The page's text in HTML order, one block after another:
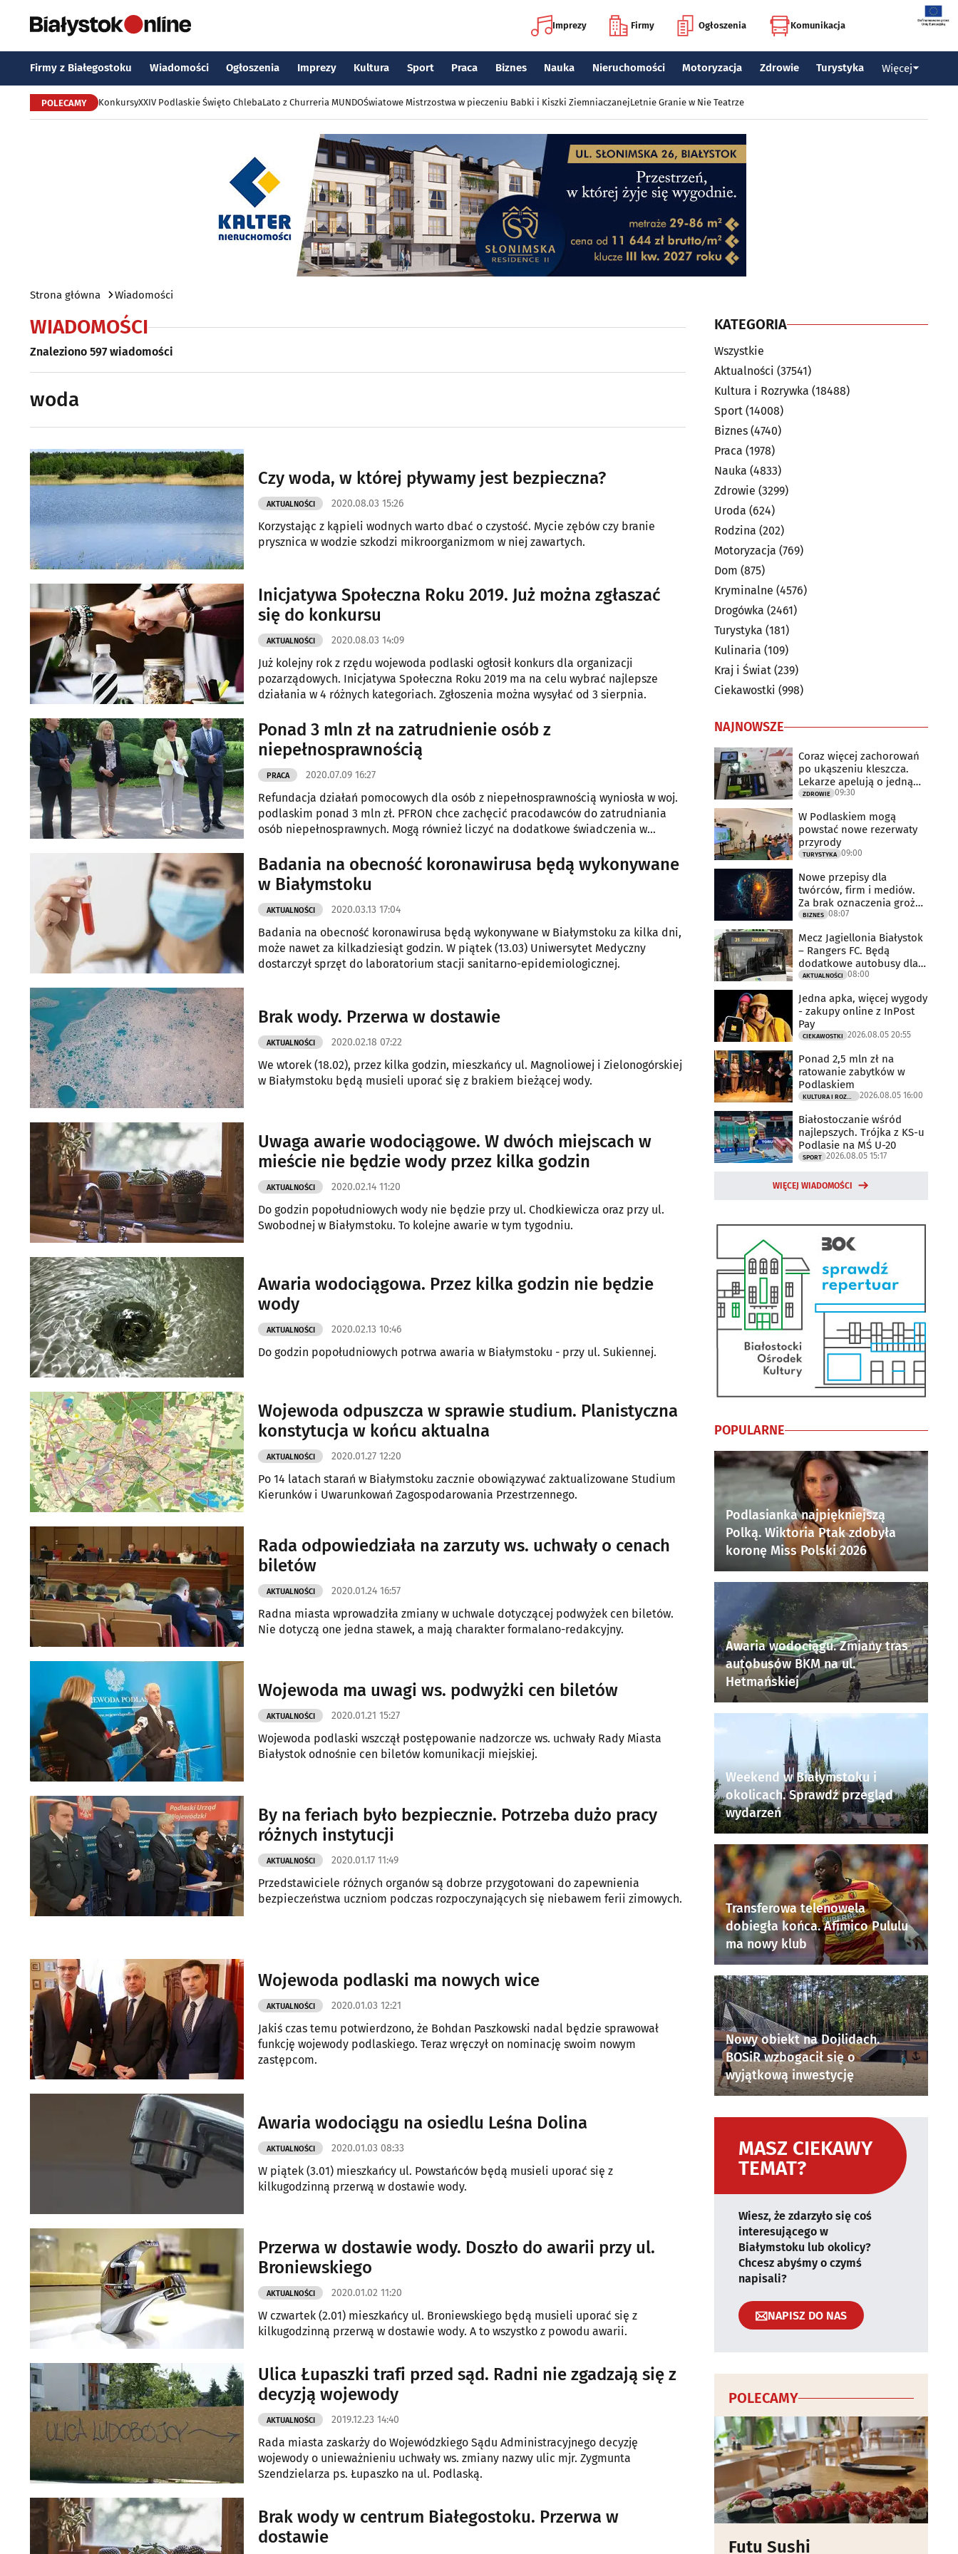
Imprezy Firmy Ogłoszenia Komunikacja
Firmy z Białegostoku Wiadomości Ogłoszenia Imprezy Kultura Sport Praca Biznes Nauka Nieruchomości Motoryzacja Zdrowie Turystyka Więcej
POLECAMY KonkursyXXIV Podlaskie Święto ChlebaLato z Churreria MUNDOŚwiatowe Mistrzostwa w pieczeniu Babki i Kiszki ZiemniaczanejLetnie Granie w Nie Teatrze
Strona główna Wiadomości
WIADOMOŚCI
Znaleziono 597 wiadomości
woda
Czy woda, w której pływamy jest bezpieczna?
AKTUALNOŚCI 2020.08.03 15:26
Korzystając z kąpieli wodnych warto dbać o czystość. Mycie zębów czy branie
prysznica w wodzie szkodzi mikroorganizmom w niej zawartych.
Inicjatywa Społeczna Roku 2019. Już można zgłaszać
się do konkursu
AKTUALNOŚCI 2020.08.03 14:09
Już kolejny rok z rzędu wojewoda podlaski ogłosił konkurs dla organizacji
pozarządowych. Inicjatywa Społeczna Roku 2019 ma na celu wybrać najlepsze
działania w 4 różnych kategoriach. Zgłoszenia można wysyłać od 3 sierpnia.
Ponad 3 mln zł na zatrudnienie osób z
niepełnosprawnością
PRACA 2020.07.09 16:27
Refundacja działań pomocowych dla osób z niepełnosprawnością wyniosła w woj.
podlaskim ponad 3 mln zł. PFRON chce zachęcić pracodawców do zatrudniania
osób niepełnosprawnych. Mogą również liczyć na dodatkowe świadczenia w
Badania na obecność koronawirusa będą wykonywane
w Białymstoku
AKTUALNOŚCI 2020.03.13 17:04
Badania na obecność koronawirusa będą wykonywane w Białymstoku za kilka dni,
może nawet za kilkadziesiąt godzin. W piątek (13.03) Uniwersytet Medyczny
dostarczył sprzęt do laboratorium stacji sanitarno-epidemiologicznej.
Brak wody. Przerwa w dostawie
AKTUALNOŚCI 2020.02.18 07:22
We wtorek (18.02), przez kilka godzin, mieszkańcy ul. Magnoliowej i Zielonogórskiej
w Białymstoku będą musieli uporać się z brakiem bieżącej wody.
Uwaga awarie wodociągowe. W dwóch miejscach w
mieście nie będzie wody przez kilka godzin
AKTUALNOŚCI 2020.02.14 11:20
Do godzin popołudniowych wody nie będzie przy ul. Chodkiewicza oraz przy ul.
Swobodnej w Białymstoku. To kolejne awarie w tym tygodniu.
Awaria wodociągowa. Przez kilka godzin nie będzie
wody
AKTUALNOŚCI 2020.02.13 10:46
Do godzin popołudniowych potrwa awaria w Białymstoku - przy ul. Sukiennej.
Wojewoda odpuszcza w sprawie studium. Planistyczna
konstytucja w końcu aktualna
AKTUALNOŚCI 2020.01.27 12:20
Po 14 latach starań w Białymstoku zacznie obowiązywać zaktualizowane Studium
Kierunków i Uwarunkowań Zagospodarowania Przestrzennego.
Rada odpowiedziała na zarzuty ws. uchwały o cenach
biletów
AKTUALNOŚCI 2020.01.24 16:57
Radna miasta wprowadziła zmiany w uchwale dotyczącej podwyżek cen biletów.
Nie dotyczą one jedna stawek, a mają charakter formalano-redakcyjny.
Wojewoda ma uwagi ws. podwyżki cen biletów
AKTUALNOŚCI 2020.01.21 15:27
Wojewoda podlaski wszczął postępowanie nadzorcze ws. uchwały Rady Miasta
Białystok odnośnie cen biletów komunikacji miejskiej.
By na feriach było bezpiecznie. Potrzeba dużo pracy
różnych instytucji
AKTUALNOŚCI 2020.01.17 11:49
Przedstawiciele różnych organów są dobrze przygotowani do zapewnienia
bezpieczeństwa uczniom podczas rozpoczynających się niebawem ferii zimowych.
Wojewoda podlaski ma nowych wice
AKTUALNOŚCI 2020.01.03 12:21
Jakiś czas temu potwierdzono, że Bohdan Paszkowski nadal będzie sprawował
funkcję wojewody podlaskiego. Teraz wręczył on nominację swoim nowym
zastępcom.
Awaria wodociągu na osiedlu Leśna Dolina
AKTUALNOŚCI 2020.01.03 08:33
W piątek (3.01) mieszkańcy ul. Powstańców będą musieli uporać się z
kilkugodzinną przerwą w dostawie wody.
Przerwa w dostawie wody. Doszło do awarii przy ul.
Broniewskiego
AKTUALNOŚCI 2020.01.02 11:20
W czwartek (2.01) mieszkańcy ul. Broniewskiego będą musieli uporać się z
kilkugodzinną przerwą w dostawie wody. A to wszystko z powodu awarii.
Ulica Łupaszki trafi przed sąd. Radni nie zgadzają się z
decyzją wojewody
AKTUALNOŚCI 2019.12.23 14:40
Rada miasta zaskarży do Wojewódzkiego Sądu Administracyjnego decyzję
wojewody o unieważnieniu uchwały ws. zmiany nazwy ulic mjr. Zygmunta
Szendzielarza ps. Łupaszko na ul. Podlaską.
Brak wody w centrum Białegostoku. Przerwa w
dostawie
KATEGORIA
Wszystkie
Aktualności (37541)
Kultura i Rozrywka (18488)
Sport (14008)
Biznes (4740)
Praca (1978)
Nauka (4833)
Zdrowie (3299)
Uroda (624)
Rodzina (202)
Motoryzacja (769)
Dom (875)
Kryminalne (4576)
Drogówka (2461)
Turystyka (181)
Kulinaria (109)
Kraj i Świat (239)
Ciekawostki (998)
NAJNOWSZE
Coraz więcej zachorowań
po ukąszeniu kleszcza.
Lekarze apelują o jedną
rzecz
ZDROWIE 09:30
W Podlaskiem mogą
powstać nowe rezerwaty
przyrody
TURYSTYKA 09:00
Nowe przepisy dla
twórców, firm i mediów.
Za brak oznaczenia grożą
milionowe
BIZNES 08:07
Mecz Jagiellonia Białystok
– Rangers FC. Będą
dodatkowe autobusy dla
kibiców
AKTUALNOŚCI 08:00
Jedna apka, więcej wygody
- zakupy online z InPost
Pay
CIEKAWOSTKI 2026.08.05 20:55
Ponad 2,5 mln zł na
ratowanie zabytków w
Podlaskiem
2026.08.05 16:00
Białostoczanie wśród
najlepszych. Trójka z KS-u
Podlasie na MŚ U-20
SPORT 2026.08.05 15:17
WIĘCEJ WIADOMOŚCI
POPULARNE
Podlasianka najpiękniejszą
Polką. Wiktoria Ptak zdobyła
koronę Miss Polski 2026
Awaria wodociągu. Zmiany tras
autobusów BKM na ul.
Hetmańskiej
Weekend w Białymstoku i
okolicach. Sprawdź przegląd
wydarzeń
Transferowa telenowela
dobiegła końca. Afimico Pululu
ma nowy klub
Nowy obiekt na Dojlidach.
BOSiR wzbogacił się o
wyjątkową inwestycję
MASZ CIEKAWY
TEMAT?
Wiesz, że zdarzyło się coś
interesującego w
Białymstoku lub okolicy?
Chcesz abyśmy o czymś
napisali?
NAPISZ DO NAS
POLECAMY
Futu Sushi